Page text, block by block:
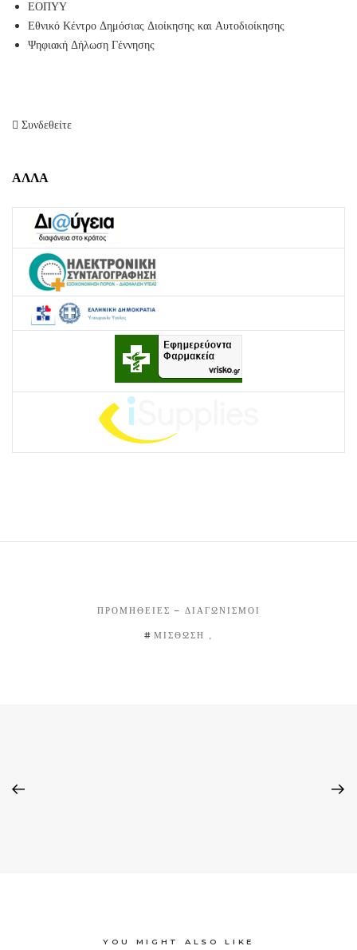
ΕΟΠΥΥ
Εθνικό Κέντρο Δημόσιας Διοίκησης και Αυτοδιοίκησης
Ψηφιακή Δήλωση Γέννησης
Συνδεθείτε
ΑΛΛΑ
ΠΡΟΜΉΘΕΙΕΣ – ΔΙΑΓΩΝΙΣΜΟΊ
ΜΙΣΘΩΣΗ ,
YOU MIGHT ALSO LIKE